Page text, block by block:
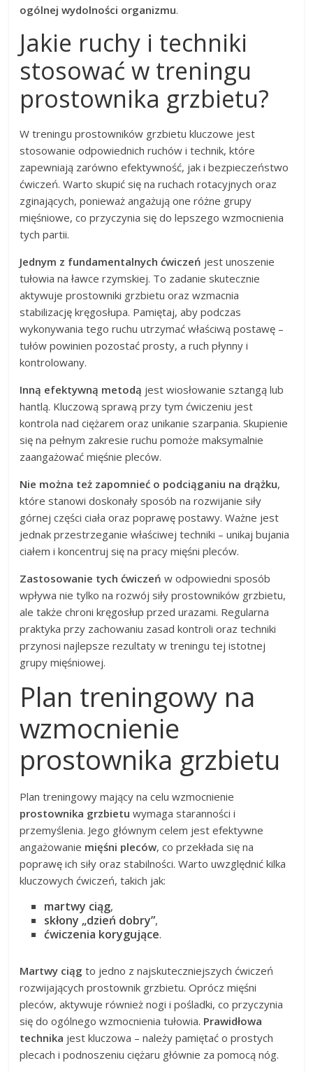
ogólnej wydolności organizmu.
Jakie ruchy i techniki
stosować w treningu
prostownika grzbietu?
W treningu prostowników grzbietu kluczowe jest
stosowanie odpowiednich ruchów i technik, które
zapewniają zarówno efektywność, jak i bezpieczeństwo
ćwiczeń. Warto skupić się na ruchach rotacyjnych oraz
zginających, ponieważ angażują one różne grupy
mięśniowe, co przyczynia się do lepszego wzmocnienia
tych partii.
Jednym z fundamentalnych ćwiczeń jest unoszenie
tułowia na ławce rzymskiej. To zadanie skutecznie
aktywuje prostowniki grzbietu oraz wzmacnia
stabilizację kręgosłupa. Pamiętaj, aby podczas
wykonywania tego ruchu utrzymać właściwą postawę –
tułów powinien pozostać prosty, a ruch płynny i
kontrolowany.
Inną efektywną metodą jest wiosłowanie sztangą lub
hantlą. Kluczową sprawą przy tym ćwiczeniu jest
kontrola nad ciężarem oraz unikanie szarpania. Skupienie
się na pełnym zakresie ruchu pomoże maksymalnie
zaangażować mięśnie pleców.
Nie można też zapomnieć o podciąganiu na drążku,
które stanowi doskonały sposób na rozwijanie siły
górnej części ciała oraz poprawę postawy. Ważne jest
jednak przestrzeganie właściwej techniki – unikaj bujania
ciałem i koncentruj się na pracy mięśni pleców.
Zastosowanie tych ćwiczeń w odpowiedni sposób
wpływa nie tylko na rozwój siły prostowników grzbietu,
ale także chroni kręgosłup przed urazami. Regularna
praktyka przy zachowaniu zasad kontroli oraz techniki
przynosi najlepsze rezultaty w treningu tej istotnej
grupy mięśniowej.
Plan treningowy na
wzmocnienie
prostownika grzbietu
Plan treningowy mający na celu wzmocnienie
prostownika grzbietu wymaga staranności i
przemyślenia. Jego głównym celem jest efektywne
angażowanie mięśni pleców, co przekłada się na
poprawę ich siły oraz stabilności. Warto uwzględnić kilka
kluczowych ćwiczeń, takich jak:
martwy ciąg,
skłony „dzień dobry”,
ćwiczenia korygujące.
Martwy ciąg to jedno z najskuteczniejszych ćwiczeń
rozwijających prostownik grzbietu. Oprócz mięśni
pleców, aktywuje również nogi i pośladki, co przyczynia
się do ogólnego wzmocnienia tułowia. Prawidłowa
technika jest kluczowa – należy pamiętać o prostych
plecach i podnoszeniu ciężaru głównie za pomocą nóg.